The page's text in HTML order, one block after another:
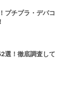
プチプラ・デパコ
選！徹底調査して